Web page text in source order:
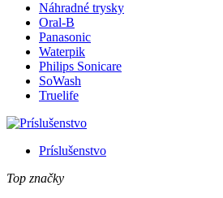
Náhradné trysky
Oral-B
Panasonic
Waterpik
Philips Sonicare
SoWash
Truelife
Príslušenstvo
Top značky